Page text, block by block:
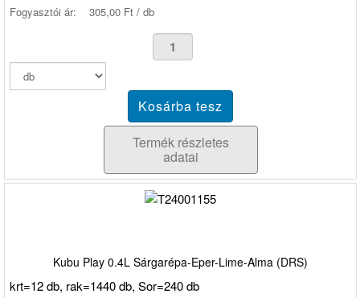
Fogyasztói ár: 305,00 Ft / db
Termék részletes
adatai
Kubu Play 0.4L Sárgarépa-Eper-Lime-Alma (DRS)
krt=12 db, rak=1440 db, Sor=240 db